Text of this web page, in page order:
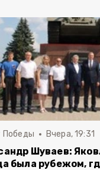
Победы Вчера, 19:31
Шуваев:
была рубежом,